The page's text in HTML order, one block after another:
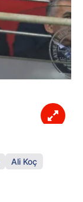
Ali Koç